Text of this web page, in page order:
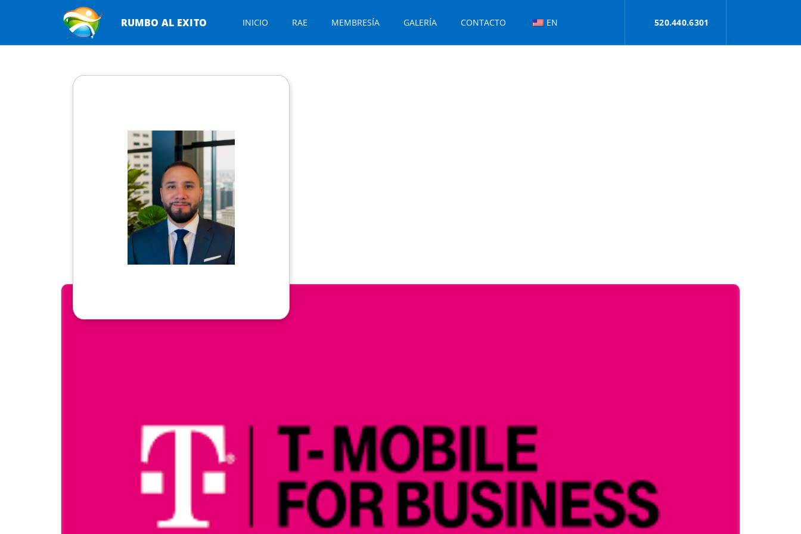
RUMBO AL EXITO INICIO RAE MEMBRESÍA GALERÍA CONTACTO EN 520.440.6301